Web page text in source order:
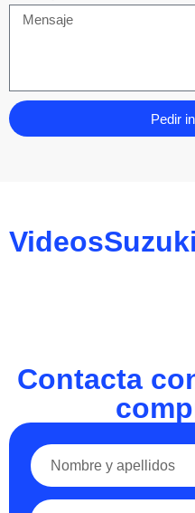
Pedir
Videos
Contacta